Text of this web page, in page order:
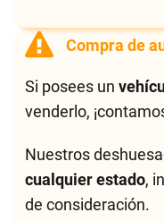
Compra de
Si posees un
venderlo,
Nuestros
cualquier estado,
de consideración.